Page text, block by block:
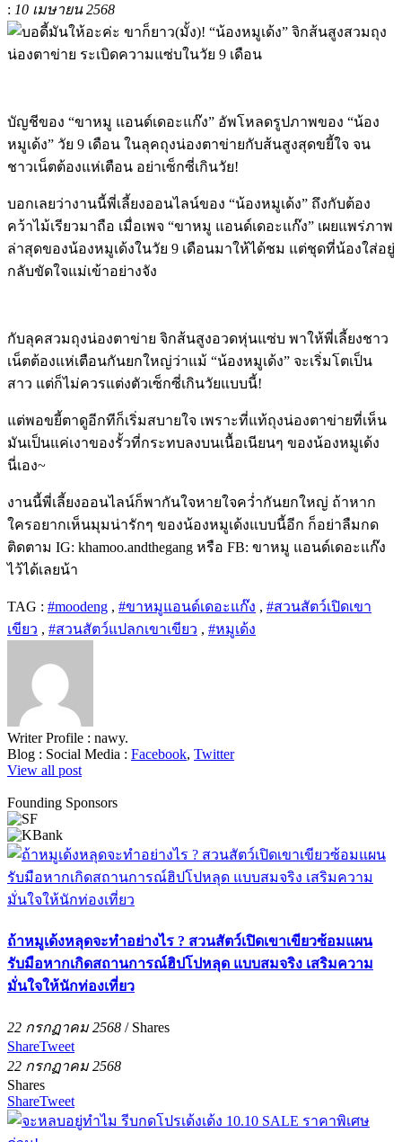
: 10 เมษายน 2568
บัญชีของ “ขาหมู แอนด์เดอะแก๊ง” อัพโหลดรูปภาพของ “น้อง
หมูเด้ง” วัย 9 เดือน ในลุคถุงน่องตาข่ายกับส้นสูงสุดขยี้ใจ จน
ชาวเน็ตต้องแห่เตือน อย่าเซ็กซี่เกินวัย!
บอกเลยว่างานนี้พี่เลี้ยงออนไลน์ของ “น้องหมูเด้ง” ถึงกับต้อง
คว้าไม้เรียวมาถือ เมื่อเพจ “ขาหมู แอนด์เดอะแก๊ง” เผยแพร่ภาพ
ล่าสุดของน้องหมูเด้งในวัย 9 เดือนมาให้ได้ชม แต่ชุดที่น้องใส่อยู่
กลับขัดใจแม่เข้าอย่างจัง
กับลุคสวมถุงน่องตาข่าย จิกส้นสูงอวดหุ่นแซ่บ พาให้พี่เลี้ยงชาว
เน็ตต้องแห่เตือนกันยกใหญ่ว่าแม้ “น้องหมูเด้ง” จะเริ่มโตเป็น
สาว แต่ก็ไม่ควรแต่งตัวเซ็กซี่เกินวัยแบบนี้!
แต่พอขยี้ตาดูอีกทีก็เริ่มสบายใจ เพราะที่แท้ถุงน่องตาข่ายที่เห็น
มันเป็นแค่เงาของรั้วที่กระทบลงบนเนื้อเนียนๆ ของน้องหมูเด้ง
นี่เอง~
งานนี้พี่เลี้ยงออนไลน์ก็พากันใจหายใจคว่ำกันยกใหญ่ ถ้าหาก
ใครอยากเห็นมุมน่ารักๆ ของน้องหมูเด้งแบบนี้อีก ก็อย่าลืมกด
ติดตาม IG: khamoo.andthegang หรือ FB: ขาหมู แอนด์เดอะแก๊ง
ไว้ได้เลยน้า
TAG : #moodeng , #ขาหมูแอนด์เดอะแก๊ง , #สวนสัตว์เปิดเขา
เขียว , #สวนสัตว์แปลกเขาเขียว , #หมูเด้ง
Writer Profile : nawy.
Blog : Social Media : Facebook, Twitter
View all post
Founding Sponsors
ถ้าหมูเด้งหลุดจะทำอย่างไร ? สวนสัตว์เปิดเขาเขียวซ้อมแผน
รับมือหากเกิดสถานการณ์ฮิปโปหลุด แบบสมจริง เสริมความ
มั่นใจให้นักท่องเที่ยว
22 กรกฏาคม 2568 / Shares
ShareTweet
22 กรกฏาคม 2568
Shares
ShareTweet